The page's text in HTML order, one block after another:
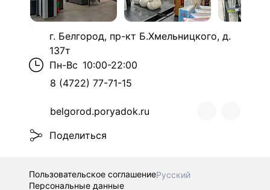
г. Белгород, пр-кт Б.Хмельницкого, д.
137т
Пн-Вс 10:00-22:00
8 (4722) 77-71-15
belgorod.poryadok.ru
Поделиться
Пользовательское соглашениеРусский
Персональные данные